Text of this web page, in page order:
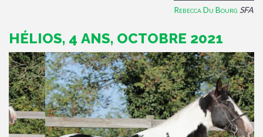
Rebecca Du Bourg SFA
HÉLIOS, 4 ANS, OCTOBRE 2021